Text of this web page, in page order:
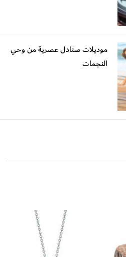
موديلات صنادل عصرية من وحي
النجمات